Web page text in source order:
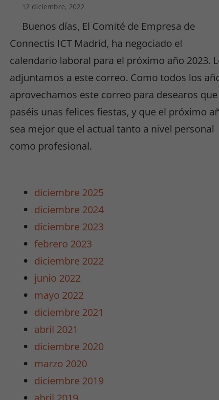
12 diciembre, 2022
Buenos días, El Comité de Empresa de
Connectis ICT Madrid, ha negociado el
calendario laboral para el próximo año 2023.
adjuntamos a este correo. Como todos los
aprovechamos este correo para desearos que
paséis unas felices fiestas, y que el próximo
sea mejor que el actual tanto a nivel personal
como profesional.
diciembre 2025
diciembre 2024
diciembre 2023
febrero 2023
diciembre 2022
junio 2022
mayo 2022
diciembre 2021
abril 2021
diciembre 2020
marzo 2020
diciembre 2019
de la web.
Marketing
Al compartir tus
intereses y
comportamiento
mientras visitas
nuestro sitio,
aumentas la